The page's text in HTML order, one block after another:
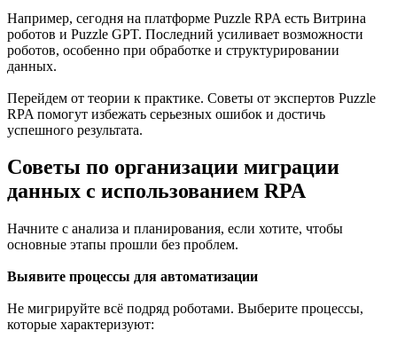
Например, сегодня на платформе Puzzle RPA есть Витрина
роботов и Puzzle GPT. Последний усиливает возможности
роботов, особенно при обработке и структурировании
данных.
Перейдем от теории к практике. Советы от экспертов Puzzle
RPA помогут избежать серьезных ошибок и достичь
успешного результата.
Советы по организации миграции
данных с использованием RPA
Начните с анализа и планирования, если хотите, чтобы
основные этапы прошли без проблем.
Выявите процессы для автоматизации
Не мигрируйте всё подряд роботами. Выберите процессы,
которые характеризуют: